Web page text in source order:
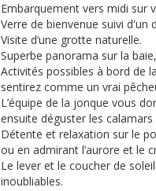
Embarquement vers midi sur
Verre de bienvenue suivi d'un
Visite d’une grotte naturelle.
Superbe panorama sur la
Activités possibles à bord de
sentirez comme un vrai
L’équipe de la jonque vous
ensuite déguster les
Détente et relaxation sur le
ou en admirant l’aurore et le
Le lever et le coucher de
inoubliables.